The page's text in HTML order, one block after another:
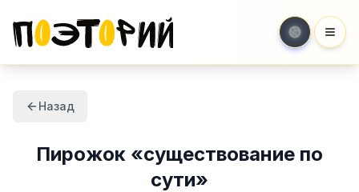
Назад
Пирожок «существование по
сути»